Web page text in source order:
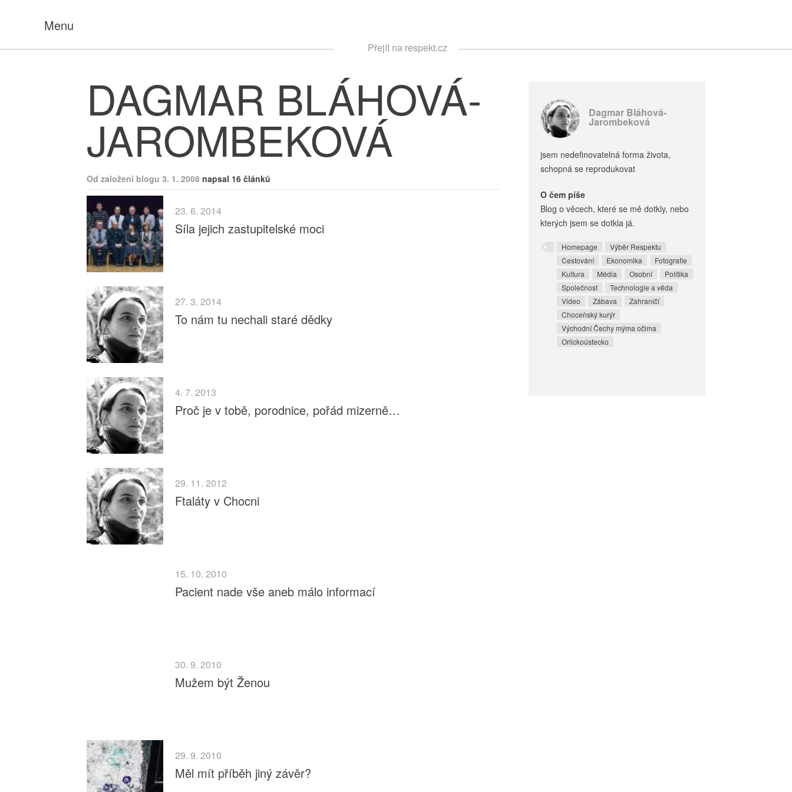
Menu
Přejít na respekt.cz
DAGMAR BLÁHOVÁ-
JAROMBEKOVÁ
Od založení blogu 3. 1. 2008 napsal 16 článků
23. 6. 2014
Síla jejich zastupitelské moci
27. 3. 2014
To nám tu nechali staré dědky
4. 7. 2013
Proč je v tobě, porodnice, pořád mizerně…
29. 11. 2012
Ftaláty v Chocni
15. 10. 2010
Pacient nade vše aneb málo informací
30. 9. 2010
Mužem být Ženou
29. 9. 2010
Měl mít příběh jiný závěr?
Dagmar Bláhová-
Jarombeková
jsem nedefinovatelná forma života,
schopná se reprodukovat
O čem píše
Blog o věcech, které se mě dotkly, nebo
kterých jsem se dotkla já.
Homepage
Výběr Respektu
Cestování
Ekonomika
Fotografie
Kultura
Média Osobní
Politika
Společnost
Technologie a věda
Video
Zábava
Zahraničí
Choceňský kurýr
Východní Čechy mýma očima
Orlickoústecko